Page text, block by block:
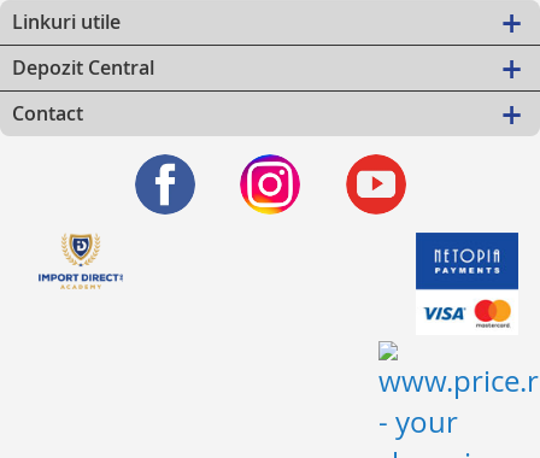
Linkuri utile
Depozit Central
Contact